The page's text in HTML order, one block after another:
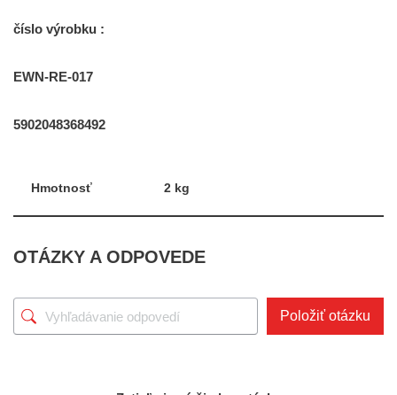
číslo výrobku :
EWN-RE-017
5902048368492
Hmotnosť 2 kg
OTÁZKY A ODPOVEDE
Položiť otázku